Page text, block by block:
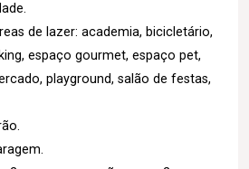
de lazer: academia, bicicletário,
espaço gourmet, espaço pet,
playground, salão de festas,